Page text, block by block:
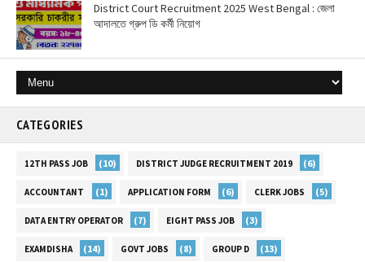
District Court Recruitment 2025 West Bengal : জেলা
আদালতে গ্রুপ ডি কর্মী নিয়োগ
CATEGORIES
12TH PASS JOB (10) DISTRICT JUDGE RECRUITMENT 2019 (6)
ACCOUNTANT (1) APPLICATION FORM (6) CLERK JOBS (5)
DATA ENTRY OPERATOR (7) EIGHT PASS JOB (3)
EXAMDISHA (14) GOVT JOBS (8) GROUP D (13)